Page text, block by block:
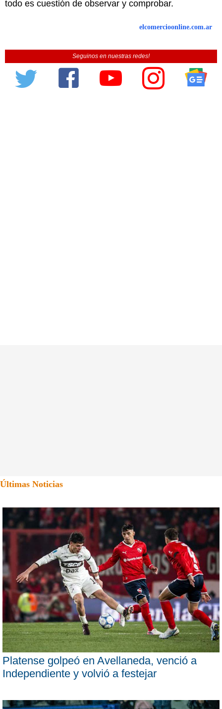
todo es cuestión de observar y comprobar.
elcomercioonline.com.ar
Seguinos en nuestras redes!
Últimas Noticias
Platense golpeó en Avellaneda, venció a
Independiente y volvió a festejar